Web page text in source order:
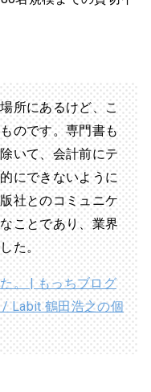
所にあるけど、こ
のです。専門書も
いて、会計前にテ
にできないように
社とのコミュニケ
ことであり、業界
た。
。 | もっちブログ
Labit 鶴田浩之の個